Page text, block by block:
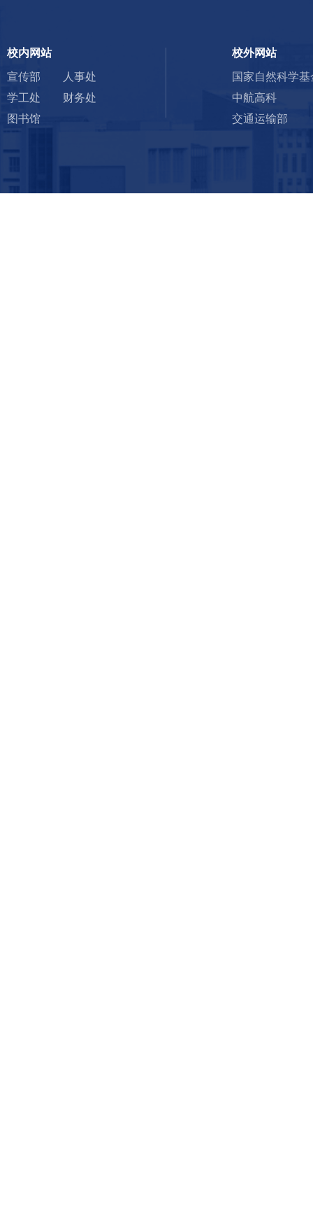
校内网站
宣传部
人事处
学工处
财务处
图书馆
校外网站
国家自然科学
中航高科
交通运输部